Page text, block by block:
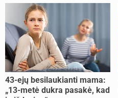
lengviau“
43-ejų besilaukianti mama:
„13-metė dukra pasakė, kad